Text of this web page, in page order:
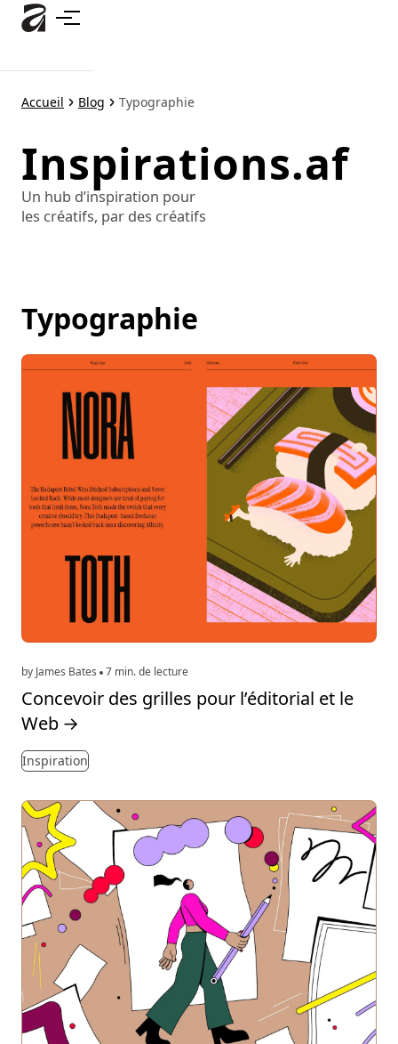
Accéder
principal
Accueil Blog Typographie
Inspirations.af
Un hub d’inspiration pour
les créatifs, par des créatifs
Typographie
by James Bates 7 min. de lecture
Concevoir des grilles pour l’éditorial et le
Web →
Inspiration